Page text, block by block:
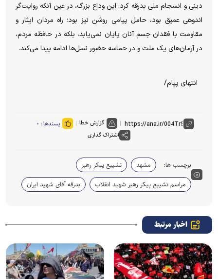
دینی و انسجام ملی بدرقه کرد. این وداع بزرگ، در عین آنکه روایت‌گر
اندوهی عمیق بود، حامل پیامی روشن نیز بود؛ راه مردان ایثار و
مقاومت با فقدان جسم آنان پایان نمی‌یابد، بلکه در حافظه مردم،
در آرمان‌های یک ملت و در حماسه حضور نسل‌ها ادامه پیدا می‌کند.
انتهای پیام/
گزارش خطا پسندها : ۰
اشتراک گذاری
برچسب ها: مشهد
تشییع پیکر رهبر
مراسم تشییع پیکر رهبر شهید انقلاب
بدرقه آقای شهید ایران
اخبار مرتبط